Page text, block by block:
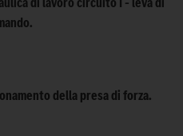
della presa di forza.